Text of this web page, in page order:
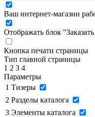
Ваш интернет-магазин
Отображать блок
Кнопка печати страницы
Тип главной страницы
1 2 3 4
Параметры
1 Тизеры
2 Разделы каталога
3 Элементы каталога